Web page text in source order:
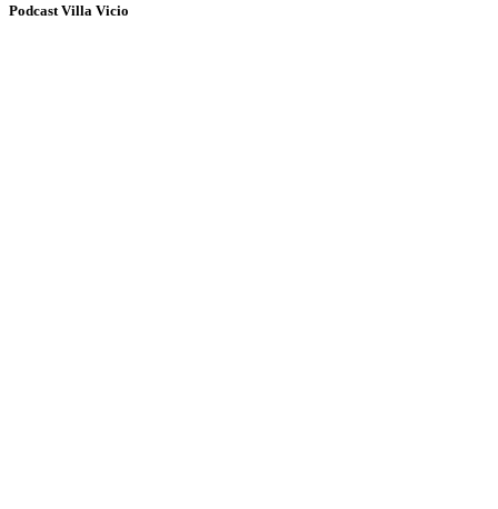
Podcast Villa Vicio